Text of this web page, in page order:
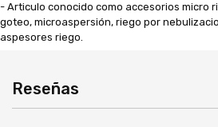
- Articulo conocido como accesorios micro
goteo, microaspersión, riego por
aspesores riego.
Reseñas